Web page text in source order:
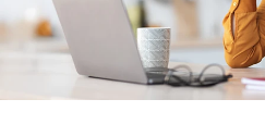
CRM News
Was ist CRM?